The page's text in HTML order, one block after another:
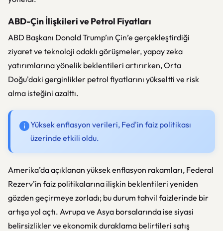
ABD-Çin İlişkileri ve Petrol Fiyatları
ABD Başkanı Donald Trump’ın Çin’e gerçekleştirdiği
ziyaret ve teknoloji odaklı görüşmeler, yapay zeka
yatırımlarına yönelik beklentileri artırırken, Orta
Doğu'daki gerginlikler petrol fiyatlarını yükseltti ve risk
alma isteğini azalttı.
Yüksek enflasyon verileri, Fed'in faiz politikası
üzerinde etkili oldu.
Amerika’da açıklanan yüksek enflasyon rakamları, Federal
Rezerv’in faiz politikalarına ilişkin beklentileri yeniden
gözden geçirmeye zorladı; bu durum tahvil faizlerinde bir
artışa yol açtı. Avrupa ve Asya borsalarında ise siyasi
belirsizlikler ve ekonomik duraklama belirtileri satış